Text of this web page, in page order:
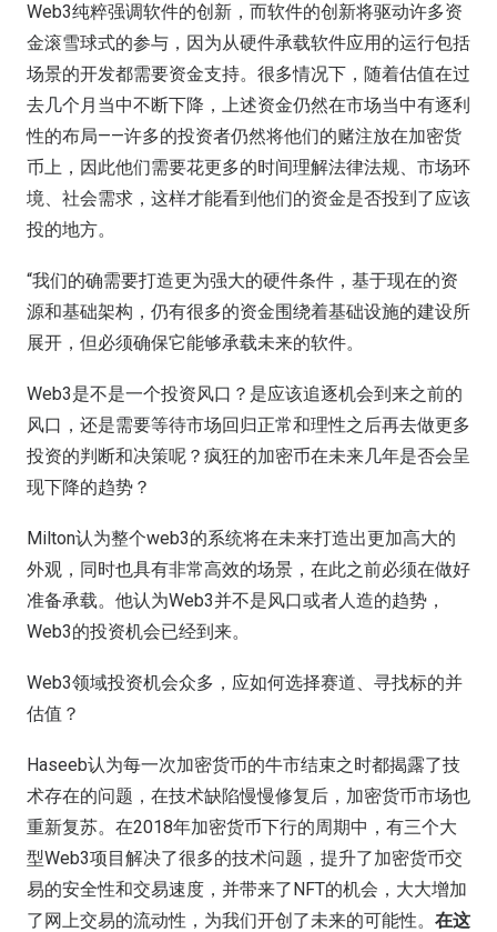
Web3纯粹强调软件的创新，而软件的创新将驱动许多资
金滚雪球式的参与，因为从硬件承载软件应用的运行包括
场景的开发都需要资金支持。很多情况下，随着估值在过
去几个月当中不断下降，上述资金仍然在市场当中有逐利
性的布局——许多的投资者仍然将他们的赌注放在加密货
币上，因此他们需要花更多的时间理解法律法规、市场环
境、社会需求，这样才能看到他们的资金是否投到了应该
投的地方。
“我们的确需要打造更为强大的硬件条件，基于现在的资
源和基础架构，仍有很多的资金围绕着基础设施的建设所
展开，但必须确保它能够承载未来的软件。
Web3是不是一个投资风口？是应该追逐机会到来之前的
风口，还是需要等待市场回归正常和理性之后再去做更多
投资的判断和决策呢？疯狂的加密币在未来几年是否会呈
现下降的趋势？
Milton认为整个web3的系统将在未来打造出更加高大的
外观，同时也具有非常高效的场景，在此之前必须在做好
准备承载。他认为Web3并不是风口或者人造的趋势，
Web3的投资机会已经到来。
Web3领域投资机会众多，应如何选择赛道、寻找标的并
估值？
Haseeb认为每一次加密货币的牛市结束之时都揭露了技
术存在的问题，在技术缺陷慢慢修复后，加密货币市场也
重新复苏。在2018年加密货币下行的周期中，有三个大
型Web3项目解决了很多的技术问题，提升了加密货币交
易的安全性和交易速度，并带来了NFT的机会，大大增加
了网上交易的流动性，为我们开创了未来的可能性。 在这